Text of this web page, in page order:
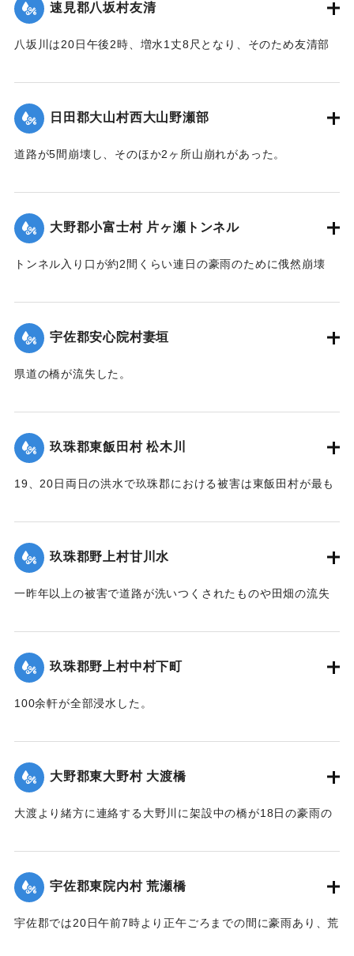
｜固有コード:
速見郡八坂村友清
八坂川は20日午後2時、増水1丈8尺となり、そのため友清部
壊して八坂村および杵築町の一部の水田100余町歩はさながら
泥海と化したが、挿秧（田植え）前で被害は軽い見込みであ
る。
【出典：大分新聞 大正12年6月22日 朝刊4面】
日田郡大山村西大山野瀬部
道路が5間崩壊し、そのほか2ヶ所山崩れがあった。
｜固有コード:00275053
大野郡小富士村 片ヶ瀬トンネル
トンネル入り口が約2間くらい連日の豪雨のために俄然崩壊
動車の運転手、10数名が必死になって復旧に務めたので19日
は人馬の通行も安全となったが、目下泥濘約5寸くらいの深さ
で極めて通行困難である。
【出典：大分新聞 大正12年6月22日 朝刊4面】
宇佐郡安心院村妻垣
県道の橋が流失した。
｜固有コード:00275046
玖珠郡東飯田村 松木川
19、20日両日の洪水で玖珠郡における被害は東飯田村が最も
され、川沿いの田地は洗い流されて荒涼を極めている。特に
松木川に架かる橋梁6ヶ所が流失したが、幸いに人畜の死傷は
なかった。この地方はおととしの洪水に大被害を被り、よう
兢々としている。
の有様だ。
面】
｜固有コード:00275047
玖珠郡野上村甘川水
一昨年以上の被害で道路が洗いつくされたものや田畑の流失
｜固有コード:
玖珠郡野上村中村下町
100余軒が全部浸水した。
｜固有コード:00275049
大野郡東大野村 大渡橋
大渡より緒方に連絡する大野川に架設中の橋が18日の豪雨の
業中の朝鮮人は万が一を恐れて従業を拒んでいる。
【出典：大分新聞 大正12年6月22日 朝刊4面】
｜固有コード: 00275050
宇佐郡東院内村 荒瀬橋
宇佐郡では20日午前7時より正午ごろまでの間に豪雨あり、荒